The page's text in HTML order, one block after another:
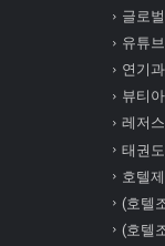
글로
유튜
연기과
뷰티
레저
태권
호텔
(호텔
(호텔